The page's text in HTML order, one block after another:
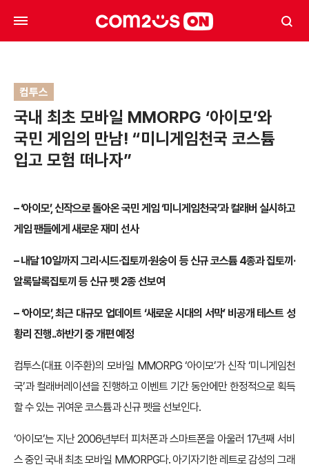
컴투스
국내 최초 모바일 MMORPG ‘아이모’와
국민 게임의 만남! “미니게임천국 코스튬
입고 모험 떠나자”
– ‘아이모’, 신작으로 돌아온 국민 게임 ‘미니게임천국’과 컬래버 실시하고
게임 팬들에게 새로운 재미 선사
– 내달 10일까지 그리·시드·집토끼·원숭이 등 신규 코스튬 4종과 집토끼·
알록달록집토끼 등 신규 펫 2종 선보여
– ‘아이모’, 최근 대규모 업데이트 ‘새로운 시대의 서막’ 비공개 테스트 성
황리 진행..하반기 중 개편 예정
컴투스(대표 이주환)의 모바일 MMORPG ‘아이모’가 신작 ‘미니게임천
국’과 컬래버레이션을 진행하고 이벤트 기간 동안에만 한정적으로 획득
할 수 있는 귀여운 코스튬과 신규 펫을 선보인다.
‘아이모’는 지난 2006년부터 피처폰과 스마트폰을 아울러 17년째 서비
스 중인 국내 최초 모바일 MMORPG다. 아기자기한 레트로 감성의 그래